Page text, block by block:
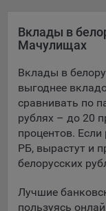
сервис показа
Europe AG,
House Barrow
Вклады в
Мачулищах
Вклады в
выгоднее
сравнивать по
рублях – до 20
процентов.
РБ, вырастут и
белорусских
Лучшие
пользуясь